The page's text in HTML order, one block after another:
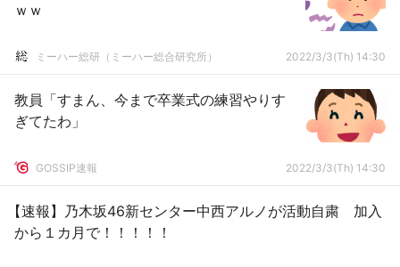
ｗｗ
ミーハー総研（ミーハー総合研究所） 2022/3/3(Th) 14:30
教員「すまん、今まで卒業式の練習やりす
ぎてたわ」
GOSSIP速報 2022/3/3(Th) 14:30
【速報】乃木坂46新センター中西アルノが活動自粛 加入
から１カ月で！！！！！